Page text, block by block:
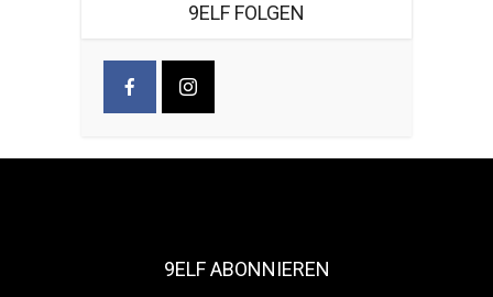
9ELF FOLGEN
9ELF ABONNIEREN